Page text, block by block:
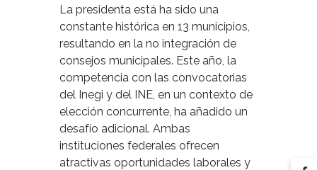
La presidenta está ha sido una
constante histórica en 13 municipios,
resultando en la no integración de
consejos municipales. Este año, la
competencia con las convocatorias
del Inegi y del INE, en un contexto de
elección concurrente, ha añadido un
desafío adicional. Ambas
instituciones federales ofrecen
atractivas oportunidades laborales y